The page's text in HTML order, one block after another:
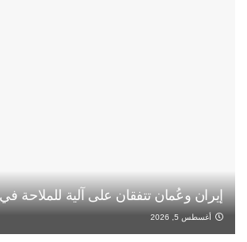
إيران وعُمان تتفقان على آلية
أغسطس 5, 2026